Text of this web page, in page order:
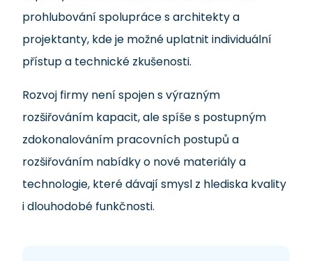
prohlubování spolupráce s architekty a
projektanty, kde je možné uplatnit individuální
přístup a technické zkušenosti.
Rozvoj firmy není spojen s výrazným
rozšiřováním kapacit, ale spíše s postupným
zdokonalováním pracovních postupů a
rozšiřováním nabídky o nové materiály a
technologie, které dávají smysl z hlediska kvality
i dlouhodobé funkčnosti.